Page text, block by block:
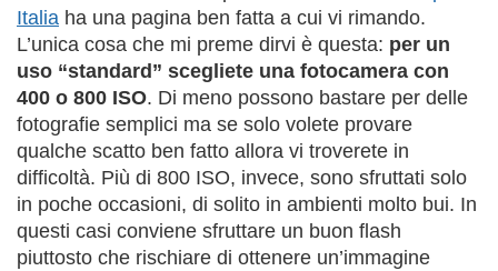
Italia ha una pagina ben fatta a cui vi rimando.
L’unica cosa che mi preme dirvi è questa: per un
uso “standard” scegliete una fotocamera con
400 o 800 ISO. Di meno possono bastare per delle
fotografie semplici ma se solo volete provare
qualche scatto ben fatto allora vi troverete in
difficoltà. Più di 800 ISO, invece, sono sfruttati solo
in poche occasioni, di solito in ambienti molto bui. In
questi casi conviene sfruttare un buon flash
piuttosto che rischiare di ottenere un’immagine